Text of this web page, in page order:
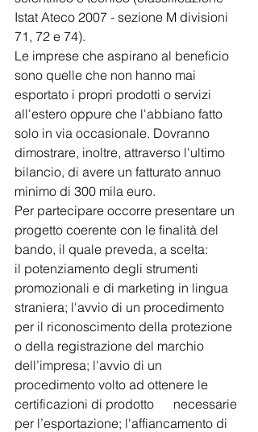
Istat Ateco 2007 - sezione M divisioni
71, 72 e 74).
Le imprese che aspirano al beneficio
sono quelle che non hanno mai
esportato i propri prodotti o servizi
all'estero oppure che l'abbiano fatto
solo in via occasionale. Dovranno
dimostrare, inoltre, attraverso l'ultimo
bilancio, di avere un fatturato annuo
minimo di 300 mila euro.
Per partecipare occorre presentare un
progetto coerente con le finalità del
bando, il quale preveda, a scelta:
il potenziamento degli strumenti
promozionali e di marketing in lingua
straniera; l'avvio di un procedimento
per il riconoscimento della protezione
o della registrazione del marchio
dell’impresa; l'avvio di un
procedimento volto ad ottenere le
certificazioni di prodotto      necessarie
per l’esportazione; l'affiancamento di